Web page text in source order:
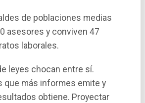
de poblaciones medias
asesores y conviven 47
laborales.
leyes chocan entre sí­.
que más informes emite y
obtiene. Proyectar